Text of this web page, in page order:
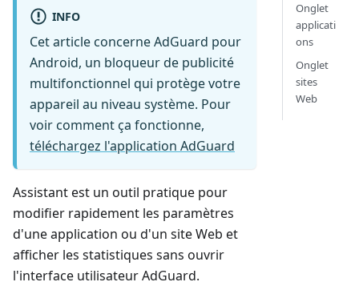
INFO
Cet article concerne AdGuard pour
Android, un bloqueur de publicité
multifonctionnel qui protège votre
appareil au niveau système. Pour
voir comment ça fonctionne,
téléchargez l'application AdGuard
Assistant est un outil pratique pour
modifier rapidement les paramètres
d'une application ou d'un site Web et
afficher les statistiques sans ouvrir
l'interface utilisateur AdGuard.
Onglet
applicati
ons
Onglet
sites
Web